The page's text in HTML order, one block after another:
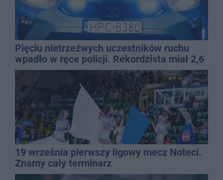
Pięciu nietrzeźwych uczestników ruchu
wpadło w ręce policji. Rekordzista miał 2,6
promila
19 września pierwszy ligowy mecz Noteci.
Znamy cały terminarz